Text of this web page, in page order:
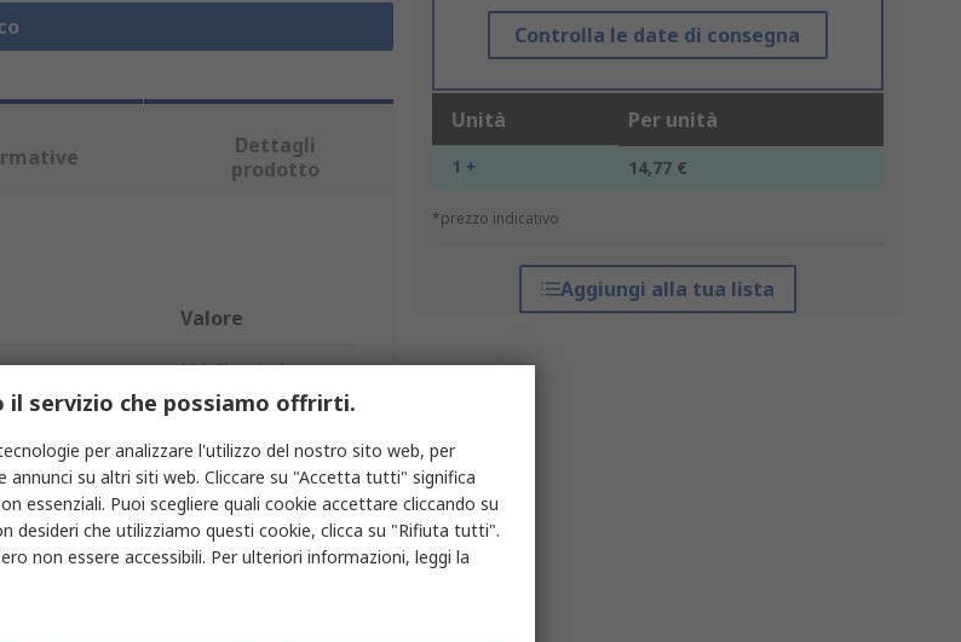
Controlla le date di consegna
Unità Per unità
1 + 14,77 €
*prezzo indicativo
Aggiungi alla tua lista
Dettagli
prodotto
Valore
MG Chemicals
Pasta termica
Pasta
60 g
il servizio che possiamo offrirti.
per analizzare l'utilizzo del nostro sito web, per
annunci su altri siti web. Cliccare su "Accetta tutti" significa
essenziali. Puoi scegliere quali cookie accettare cliccando su
desideri che utilizziamo questi cookie, clicca su "Rifiuta tutti".
non essere accessibili. Per ulteriori informazioni, leggi la